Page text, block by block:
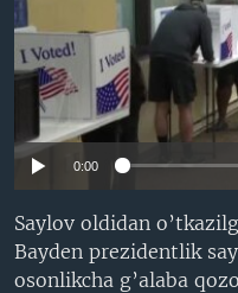
MOBIL-SALOM!
VIDEO
XABARLAR SURATLARDA
INSTAGRAM
ODNOKLASSNIKI
TELEGRAM
TWITTER
Learning EnglishNo media
0:00
Saylov oldidan
Bayden prezidentlik
osonlikcha g’alaba